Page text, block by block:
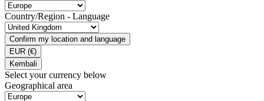
Country/Region - Language
Confirm my location and language
EUR (€)
Kembali
Select your currency below
Geographical area